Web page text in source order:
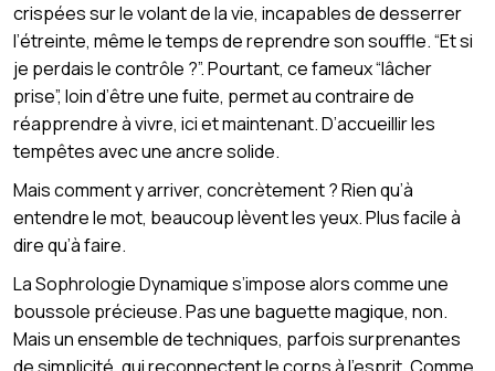
crispées sur le volant de la vie, incapables de desserrer
l’étreinte, même le temps de reprendre son souffle. “Et si
je perdais le contrôle ?”. Pourtant, ce fameux “lâcher
prise”, loin d’être une fuite, permet au contraire de
réapprendre à vivre, ici et maintenant. D’accueillir les
tempêtes avec une ancre solide.
Mais comment y arriver, concrètement ? Rien qu’à
entendre le mot, beaucoup lèvent les yeux. Plus facile à
dire qu’à faire.
La Sophrologie Dynamique s’impose alors comme une
boussole précieuse. Pas une baguette magique, non.
Mais un ensemble de techniques, parfois surprenantes